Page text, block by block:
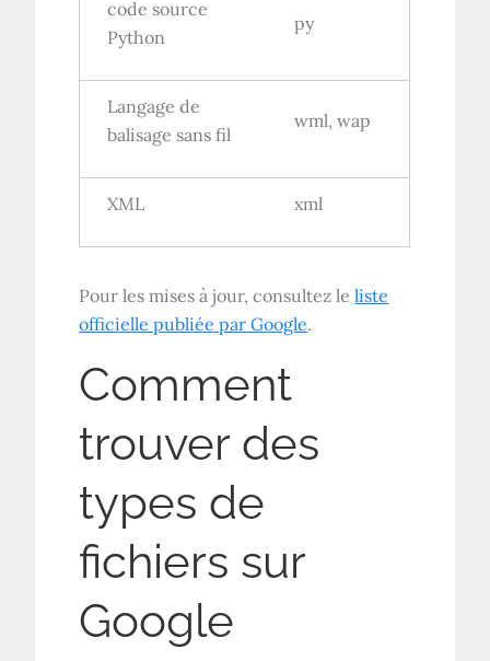
code source
Python
py
Langage de
balisage sans fil
wml, wap
XML xml
Pour les mises à jour, consultez leliste
officielle publiée par Google.
Comment
trouver des
types de
fichiers sur
Google